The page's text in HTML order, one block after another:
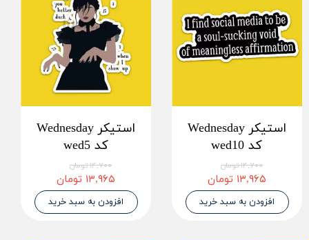
استیکر Wednesday
کد wed10
۱۴,۷۰۰ تومان
۱۳,۹۶۵ تومان
افزودن به سبد خرید
استیکر Wednesday
کد wed5
۱۴,۷۰۰ تومان
۱۳,۹۶۵ تومان
افزودن به سبد خرید